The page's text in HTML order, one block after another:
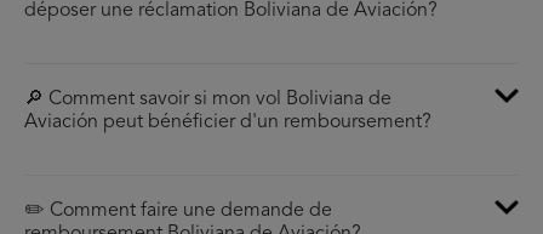
déposer une réclamation Boliviana de Aviación?
🔎 Comment savoir si mon vol Boliviana de
Aviación peut bénéficier d'un remboursement?
✏️ Comment faire une demande de